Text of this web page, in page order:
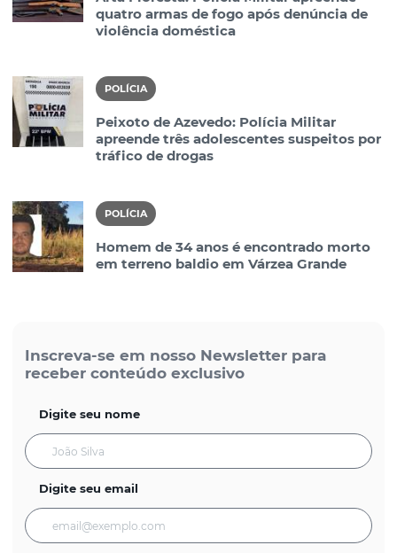
quatro armas de fogo após denúncia de
violência doméstica
POLÍCIA
Peixoto de Azevedo: Polícia Militar
apreende três adolescentes suspeitos por
tráfico de drogas
POLÍCIA
Homem de 34 anos é encontrado morto
em terreno baldio em Várzea Grande
Inscreva-se em nosso Newsletter para
receber conteúdo exclusivo
Digite seu nome
Digite seu email